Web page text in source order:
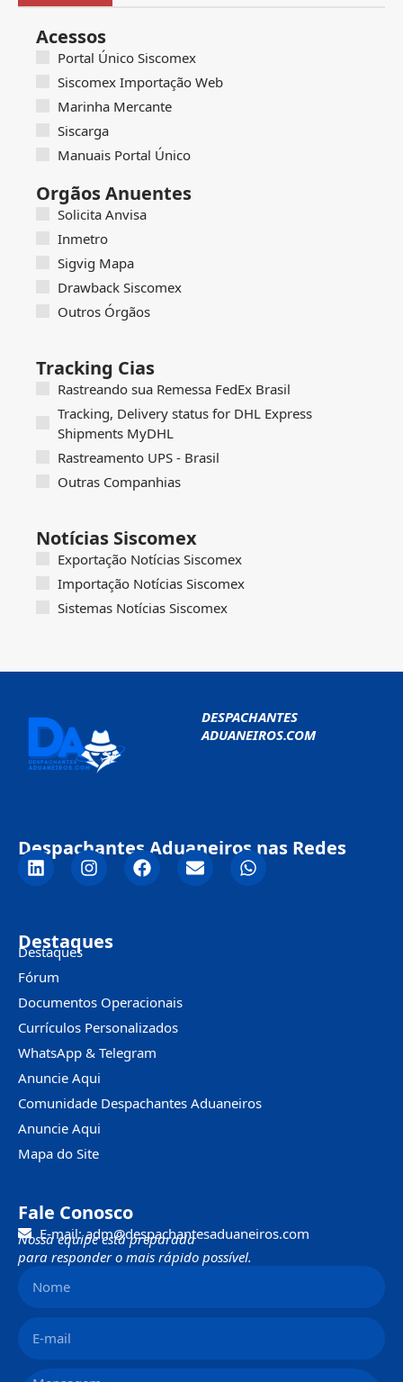
Acessos
Portal Único Siscomex
Siscomex Importação Web
Marinha Mercante
Siscarga
Manuais Portal Único
Orgãos Anuentes
Solicita Anvisa
Inmetro
Sigvig Mapa
Drawback Siscomex
Outros Órgãos
Tracking Cias
Rastreando sua Remessa FedEx Brasil
Tracking, Delivery status for DHL Express
Shipments MyDHL
Rastreamento UPS - Brasil
Outras Companhias
Notícias Siscomex
Exportação Notícias Siscomex
Importação Notícias Siscomex
Sistemas Notícias Siscomex
DESPACHANTES
ADUANEIROS.COM
Despachantes Aduaneiros nas Redes
Destaques
Destaques
Fórum
Documentos Operacionais
Currículos Personalizados
WhatsApp & Telegram
Anuncie Aqui
Comunidade Despachantes Aduaneiros
Anuncie Aqui
Mapa do Site
Fale Conosco
E-mail: adm@despachantesaduaneiros.com
Nossa equipe está preparada
para responder o mais rápido possível.